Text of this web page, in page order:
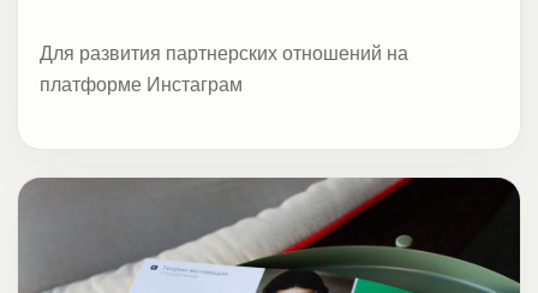
Для развития партнерских отношений на
платформе Инстаграм